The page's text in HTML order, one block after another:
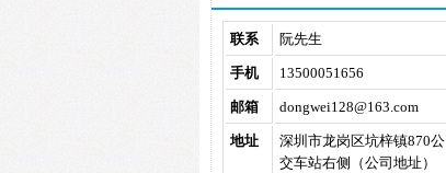
联系 阮先生
手机 13500051656
邮箱 dongwei128@163.com
地址
深圳市龙岗区坑梓镇870公
交车站右侧（公司地址）